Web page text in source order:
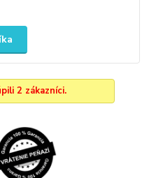
2 zákazníci.